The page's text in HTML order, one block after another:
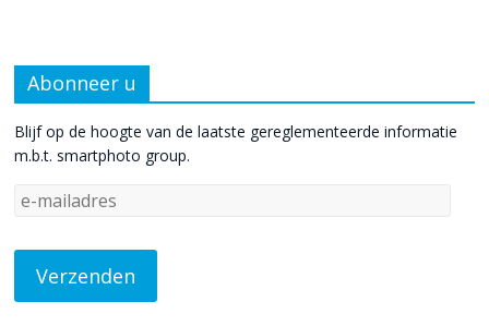
Abonneer u
Blijf op de hoogte van de laatste gereglementeerde informatie
m.b.t. smartphoto group.